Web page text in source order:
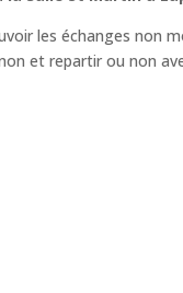
les échanges non
et repartir ou non